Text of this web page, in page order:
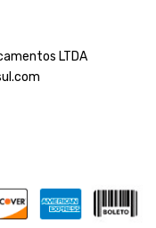
LTDA